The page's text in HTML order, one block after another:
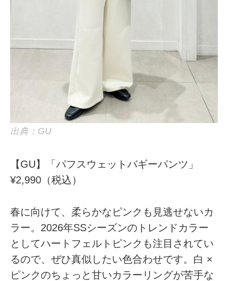
出典：GU
【GU】「パフスウェットバギーパンツ」
¥2,990（税込）
春に向けて、柔らかなピンクも見逃せないカ
ラー。2026年SSシーズンのトレンドカラー
としてハートフェルトピンクも注目されてい
るので、ぜひ真似したい色合わせです。白 ×
ピンクのちょっと甘いカラーリングが苦手な